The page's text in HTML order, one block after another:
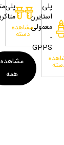
پلی
استایرن
معمولی
-
GPPS
مشاهده
دسته
مشاهده
همه